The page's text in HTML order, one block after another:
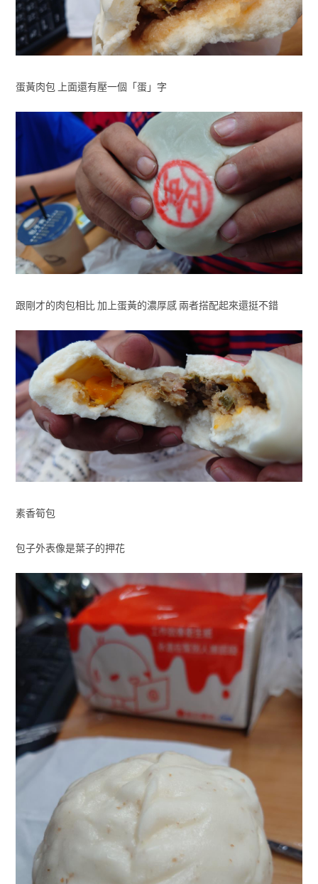
蛋黃肉包 上面還有壓一個「蛋」字
跟剛才的肉包相比 加上蛋黃的濃厚感 兩者搭配起來還挺不錯
素香筍包
包子外表像是葉子的押花